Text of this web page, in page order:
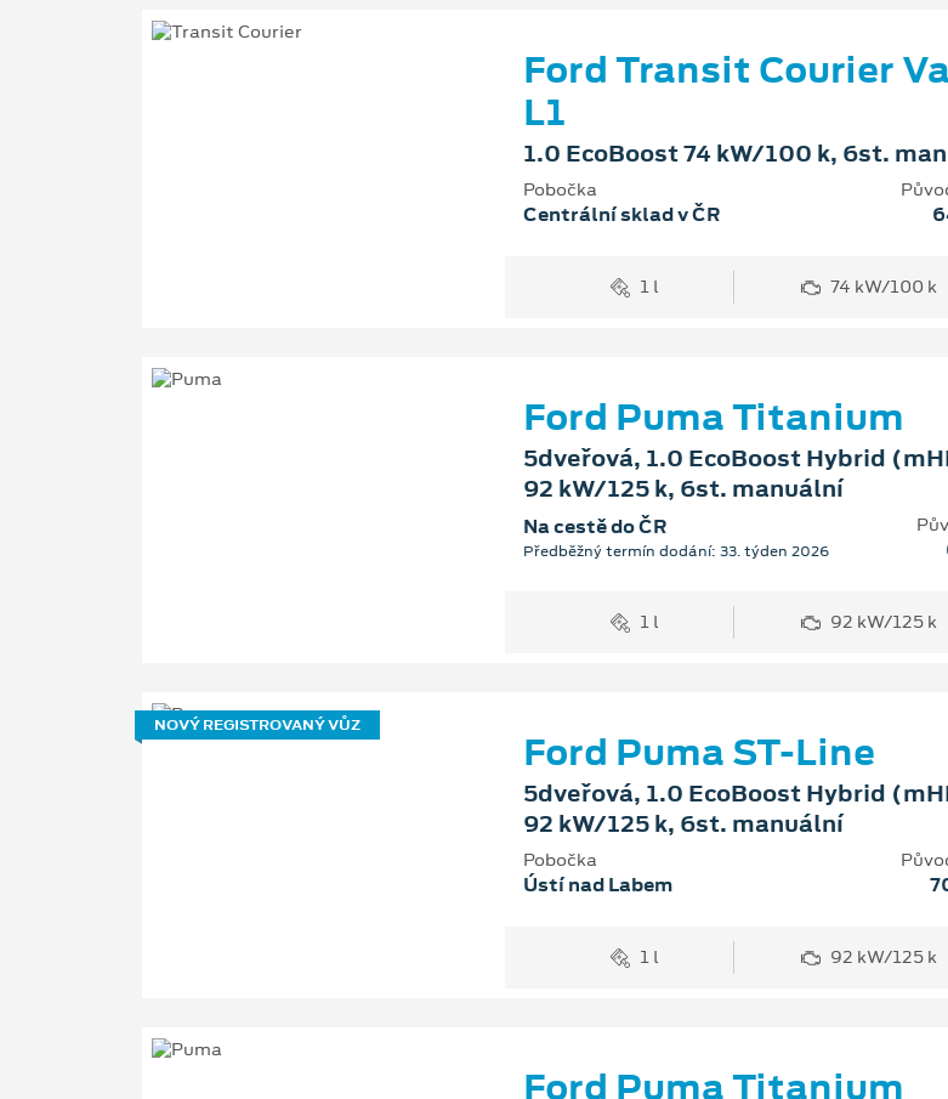
Ford Transit Courier
L1
1.0 EcoBoost 74 kW/100 k, 6st.
Pobočka
Centrální sklad v ČR
1 l 74 kW/100 k
Ford Puma Titanium
5dveřová, 1.0 EcoBoost Hybrid
92 kW/125 k, 6st. manuální
Na cestě do ČR
Předběžný termín dodání: 33. týden 2026
1 l 92 kW/125 k
NOVÝ REGISTROVANÝ VŮZ
Ford Puma ST-Line
5dveřová, 1.0 EcoBoost Hybrid
92 kW/125 k, 6st. manuální
Pobočka
Ústí nad Labem
1 l 92 kW/125 k
Ford Puma Titanium